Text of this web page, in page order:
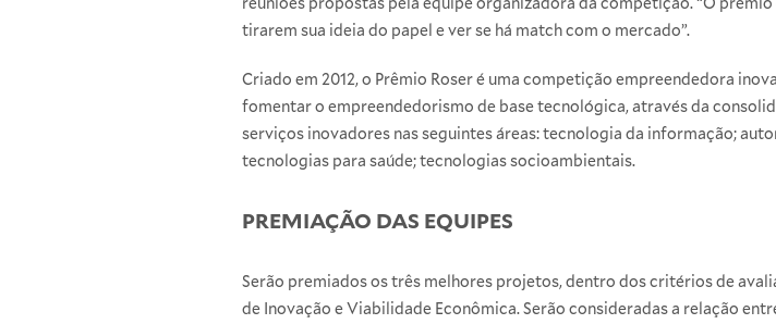
tirarem sua ideia do papel e ver se há match com o mercado”.
Criado em 2012, o Prêmio Roser é uma competição empreendedora
fomentar o empreendedorismo de base tecnológica, através da
serviços inovadores nas seguintes áreas: tecnologia da informação;
tecnologias para saúde; tecnologias socioambientais.
PREMIAÇÃO DAS EQUIPES
Serão premiados os três melhores projetos, dentro dos critérios de
de Inovação e Viabilidade Econômica. Serão consideradas a relação